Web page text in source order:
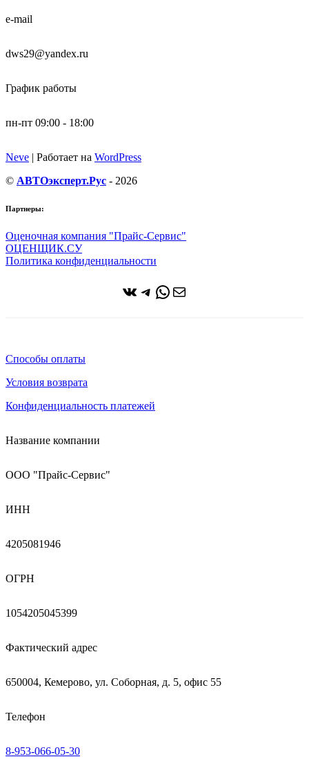
e-mail
dws29@yandex.ru
График работы
пн-пт 09:00 - 18:00
Neve | Работает на WordPress
© АВТОэксперт.Рус - 2026
Партнеры:
Оценочная компания "Прайс-Сервис"
ОЦЕНЩИК.СУ
Политика конфиденциальности
ВКонтакте
Telegram
WhatsApp
Почта
Способы оплаты
Условия возврата
Конфиденциальность платежей
Название компании
ООО "Прайс-Сервис"
ИНН
4205081946
ОГРН
1054205045399
Фактический адрес
650004, Кемерово, ул. Соборная, д. 5, офис 55
Телефон
8-953-066-05-30